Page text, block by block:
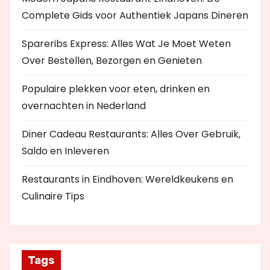
Complete Gids voor Authentiek Japans Dineren
Spareribs Express: Alles Wat Je Moet Weten
Over Bestellen, Bezorgen en Genieten
Populaire plekken voor eten, drinken en
overnachten in Nederland
Diner Cadeau Restaurants: Alles Over Gebruik,
Saldo en Inleveren
Restaurants in Eindhoven: Wereldkeukens en
Culinaire Tips
Tags